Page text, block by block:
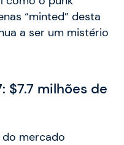
“minted” desta
a ser um mistério
$7.7 milhões de
do mercado